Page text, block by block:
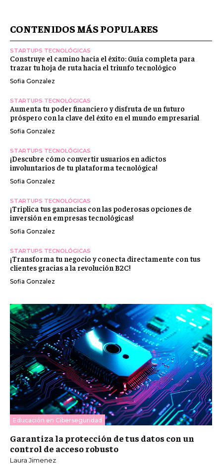
CONTENIDOS MÁS POPULARES
STARTUPS TECNOLÓGICAS
Construye el camino hacia el éxito: Guía completa para
trazar tu hoja de ruta hacia el triunfo tecnológico
Sofia Gonzalez
STARTUPS TECNOLÓGICAS
Aumenta tu poder financiero y disfruta de un futuro
próspero con la clave del éxito en el mundo empresarial
Sofia Gonzalez
STARTUPS TECNOLÓGICAS
¡Descubre cómo convertir usuarios en adictos
involuntarios de tu plataforma tecnológica!
Sofia Gonzalez
STARTUPS TECNOLÓGICAS
¡Triplica tus ganancias con las poderosas opciones de
inversión en empresas tecnológicas!
Sofia Gonzalez
STARTUPS TECNOLÓGICAS
¡Transforma tu negocio y conecta directamente con tus
clientes gracias a la revolución B2C!
Sofia Gonzalez
Educación en Ciberseguridad
Garantiza la protección de tus datos con un
control de acceso robusto
Laura Jimenez